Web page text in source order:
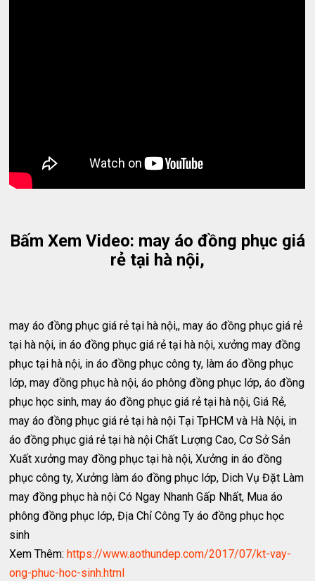
Bấm Xem Video: may áo đồng phục giá
rẻ tại hà nội,
may áo đồng phục giá rẻ tại hà nội,, may áo đồng phục giá rẻ
tại hà nội, in áo đồng phục giá rẻ tại hà nội, xưởng may đồng
phục tại hà nội, in áo đồng phục công ty, làm áo đồng phục
lớp, may đồng phục hà nội, áo phông đồng phục lớp, áo đồng
phục học sinh, may áo đồng phục giá rẻ tại hà nội, Giá Rẻ,
may áo đồng phục giá rẻ tại hà nội Tại TpHCM và Hà Nội, in
áo đồng phục giá rẻ tại hà nội Chất Lượng Cao, Cơ Sở Sản
Xuất xưởng may đồng phục tại hà nội, Xưởng in áo đồng
phục công ty, Xưởng làm áo đồng phục lớp, Dich Vụ Đặt Làm
may đồng phục hà nội Có Ngay Nhanh Gấp Nhất, Mua áo
phông đồng phục lớp, Địa Chỉ Công Ty áo đồng phục học
sinh
Xem Thêm: https://www.aothundep.com/2017/07/kt-vay-
ong-phuc-hoc-sinh.html